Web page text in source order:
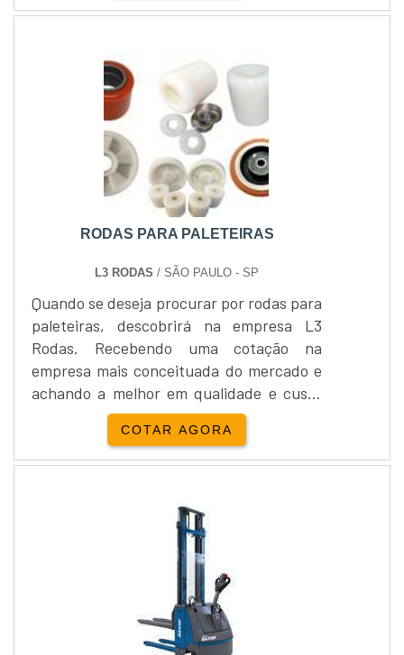
uma maior área de contato com os
dimensões a serem transportados e
elevados.Porém, o uso do Alongador de
garfo para empilhadeira não aumenta a
capacidade de c....
RODAS PARA PALETEIRAS
L3 RODAS / SÃO PAULO - SP
Quando se deseja procurar por rodas para
paleteiras, descobrirá na empresa L3
Rodas. Recebendo uma cotação na
empresa mais conceituada do mercado e
achando a melhor em qualidade e custo
benefício. Quando o assunto é rodas para
paleteiras, com a melhor mão de obra da
L3 Rodas alcançará precisão com melhor
RODAS PARA PALETEIRASHá muitas
maneiras eficientes de demonstrar
competência e excelência em sua área de
atuação. A L3 Rodas objetiva seus
reforços em proporcionar para os
parceiros uma estrutura com: Tecnologia
de ponta; Escritório de alta qualidade
COTAR AGORA